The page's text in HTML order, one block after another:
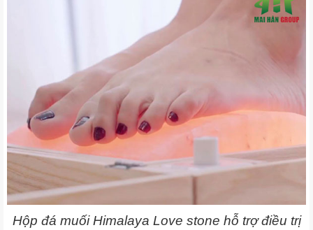
Hộp đá muối Himalaya Love stone hỗ trợ điều trị